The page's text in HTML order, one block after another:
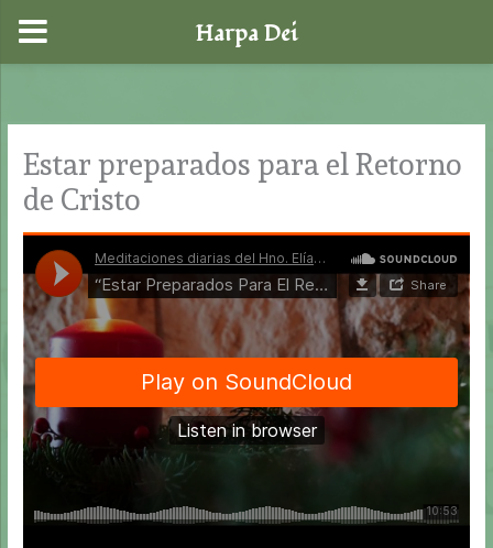
contenido
Estar preparados para el Retorno
de Cristo
Harpa Dei